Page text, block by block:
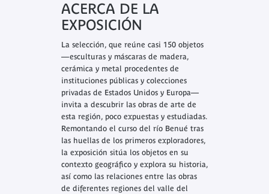
ACERCA DE LA
EXPOSICIÓN
La selección, que reúne casi 150 objetos
—esculturas y máscaras de madera,
cerámica y metal procedentes de
instituciones públicas y colecciones
privadas de Estados Unidos y Europa—
invita a descubrir las obras de arte de
esta región, poco expuestas y estudiadas.
Remontando el curso del río Benué tras
las huellas de los primeros exploradores,
la exposición sitúa los objetos en su
contexto geográfico y explora su historia,
así como las relaciones entre las obras
de diferentes regiones del valle del